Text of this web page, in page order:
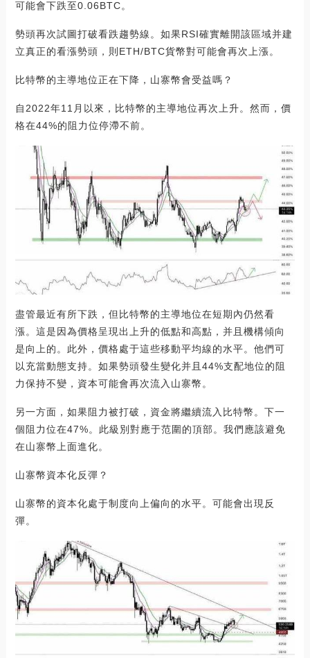
可能會下跌至0.06BTC。
勢頭再次試圖打破看跌趨勢線。如果RSI確實離開該區域并建
立真正的看漲勢頭，則ETH/BTC貨幣對可能會再次上漲。
比特幣的主導地位正在下降，山寨幣會受益嗎？
自2022年11月以來，比特幣的主導地位再次上升。然而，價
格在44%的阻力位停滯不前。
盡管最近有所下跌，但比特幣的主導地位在短期內仍然看
漲。這是因為價格呈現出上升的低點和高點，并且機構傾向
是向上的。此外，價格處于這些移動平均線的水平。他們可
以充當動態支持。如果勢頭發生變化并且44%支配地位的阻
力保持不變，資本可能會再次流入山寨幣。
另一方面，如果阻力被打破，資金將繼續流入比特幣。下一
個阻力位在47%。此級別對應于范圍的頂部。我們應該避免
在山寨幣上面進化。
山寨幣資本化反彈？
山寨幣的資本化處于制度向上偏向的水平。可能會出現反
彈。